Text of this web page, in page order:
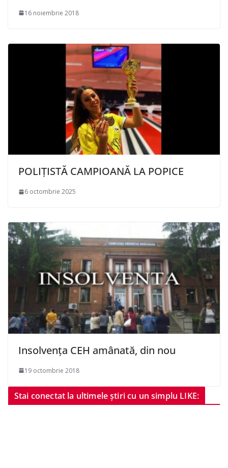
16 noiembrie 2018
POLIȚISTĂ CAMPIOANĂ LA POPICE
6 octombrie 2025
Insolvența CEH amânată, din nou
19 octombrie 2018
Stai conectat la ultimele știri cu un simplu LIKE: